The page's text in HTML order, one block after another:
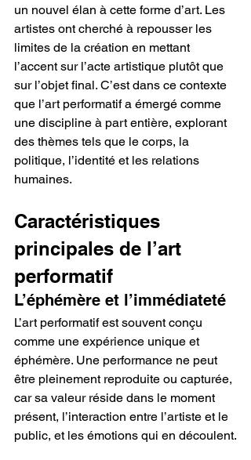
un nouvel élan à cette forme d’art. Les
artistes ont cherché à repousser les
limites de la création en mettant
l’accent sur l’acte artistique plutôt que
sur l’objet final. C’est dans ce contexte
que l’art performatif a émergé comme
une discipline à part entière, explorant
des thèmes tels que le corps, la
politique, l’identité et les relations
humaines.
Caractéristiques
principales de l’art
performatif
L’éphémère et l’immédiateté
L’art performatif est souvent conçu
comme une expérience unique et
éphémère. Une performance ne peut
être pleinement reproduite ou capturée,
car sa valeur réside dans le moment
présent, l’interaction entre l’artiste et le
public, et les émotions qui en découlent.